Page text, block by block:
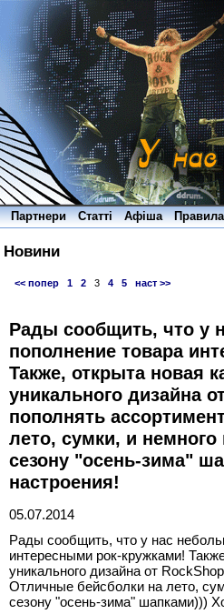
Партнери Статті Афіша
Новини
<< попер 1 2 3 4 5 наст >>
Рады сообщить, что у
пополнение товара
Также, открыта новая
уникального дизайна
пополнять
лето, сумки, и немного
сезону "осень-зима"
настроения!
05.07.2014
Рады сообщить, что у нас
интересными рок-кружками!
уникального дизайна от
Отличные бейсболки на лето,
сезону "осень-зима" шапками)))